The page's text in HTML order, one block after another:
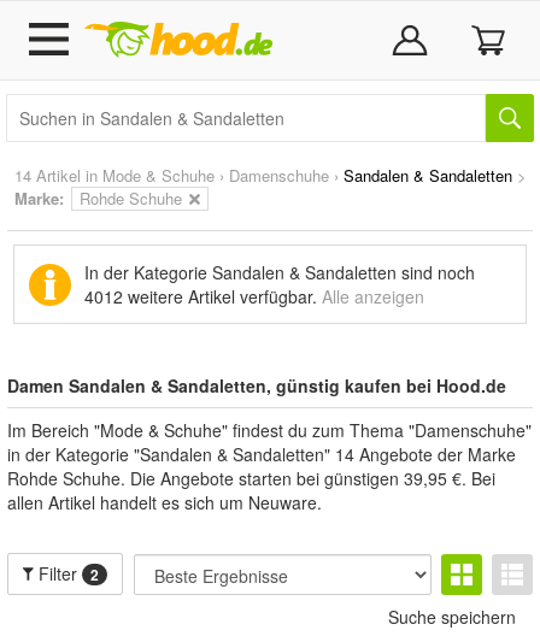
14 Artikel in Mode & Schuhe › Damenschuhe › Sandalen & Sandaletten >
Marke: Rohde Schuhe
In der Kategorie Sandalen & Sandaletten sind noch
4012 weitere Artikel verfügbar. Alle anzeigen
Damen Sandalen & Sandaletten, günstig kaufen bei Hood.de
Im Bereich "Mode & Schuhe" findest du zum Thema "Damenschuhe"
in der Kategorie "Sandalen & Sandaletten" 14 Angebote der Marke
Rohde Schuhe. Die Angebote starten bei günstigen 39,95 €. Bei
allen Artikel handelt es sich um Neuware.
Filter 2
Suche speichern